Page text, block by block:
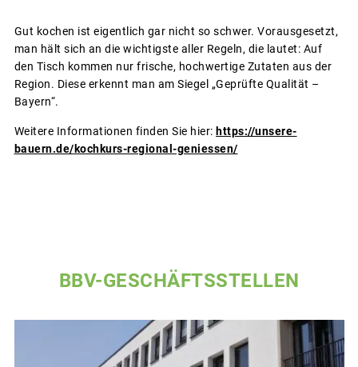
Gut kochen ist eigentlich gar nicht so schwer. Vorausgesetzt,
man hält sich an die wichtigste aller Regeln, die lautet: Auf
den Tisch kommen nur frische, hochwertige Zutaten aus der
Region. Diese erkennt man am Siegel „Geprüfte Qualität –
Bayern“.
Weitere Informationen finden Sie hier: https://unsere-
bauern.de/kochkurs-regional-geniessen/
BBV-GESCHÄFTSSTELLEN